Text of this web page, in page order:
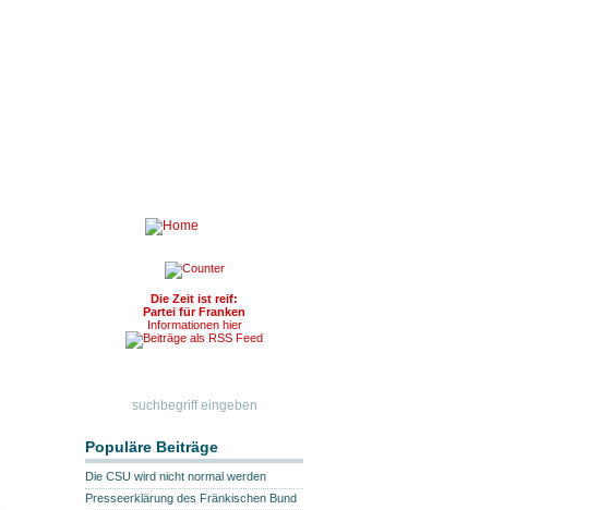
Die Zeit ist reif:
Partei für Franken
Informationen hier
Populäre Beiträge
Die CSU wird nicht normal werden
Presseerklärung des Fränkischen Bund